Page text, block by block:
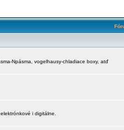
Npásma, vogelhausy-chladiace boxy, atď
i digitálne.